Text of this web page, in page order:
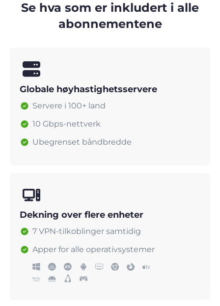
Se hva som er inkludert i alle
abonnementene
Globale høyhastighetsservere
Servere i 100+ land
10 Gbps-nettverk
Ubegrenset båndbredde
Dekning over flere enheter
7 VPN-tilkoblinger samtidig
Apper for alle operativsystemer